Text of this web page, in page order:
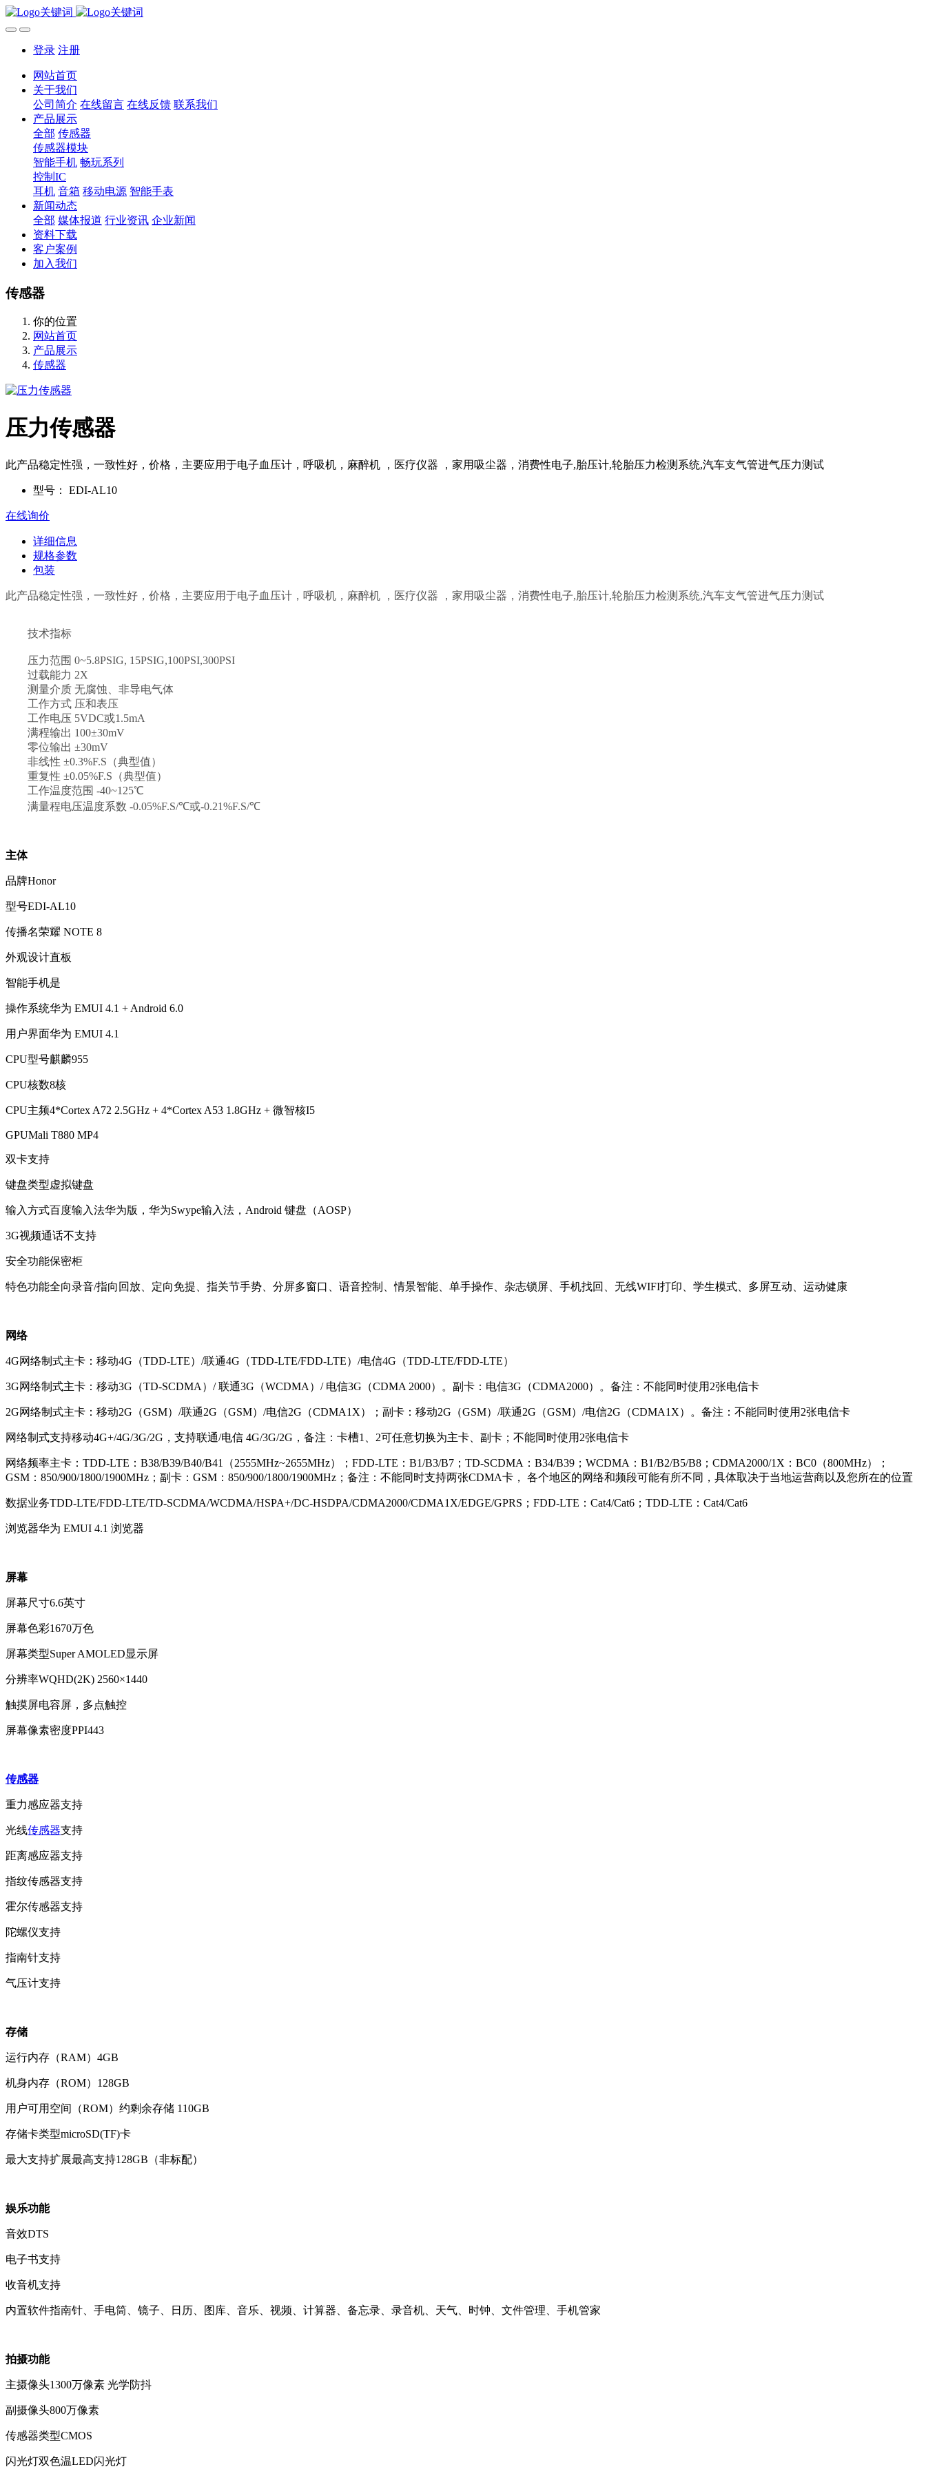
登录 注册
网站首页
关于我们
公司简介 在线留言 在线反馈 联系我们
产品展示
全部 传感器
传感器模块
智能手机 畅玩系列
控制IC
耳机 音箱 移动电源 智能手表
新闻动态
全部 媒体报道 行业资讯 企业新闻
资料下载
客户案例
加入我们
传感器
你的位置
网站首页
产品展示
传感器
压力传感器
​此产品稳定性强，一致性好，价格，主要应用于电子血压计，呼吸机，麻醉机 ，医疗仪器 ，家用吸尘器，消费性电子,胎压计,轮胎压力检测系统,汽车支气管进气压力测试
型号： EDI-AL10
在线询价
详细信息
规格参数
包装
此产品稳定性强，一致性好，价格，主要应用于电子血压计，呼吸机，麻醉机 ，医疗仪器 ，家用吸尘器，消费性电子,胎压计,轮胎压力检测系统,汽车支气管进气压力测试
技术指标
压力范围 0~5.8PSIG, 15PSIG,100PSI,300PSI
过载能力 2X
测量介质 无腐蚀、非导电气体
工作方式 压和表压
工作电压 5VDC或1.5mA
满程输出 100±30mV
零位输出 ±30mV
非线性 ±0.3%F.S（典型值）
重复性 ±0.05%F.S（典型值）
工作温度范围 -40~125℃
满量程电压温度系数 -0.05%F.S/℃或-0.21%F.S/℃
主体
品牌Honor
型号EDI-AL10
传播名荣耀 NOTE 8
外观设计直板
智能手机是
操作系统华为 EMUI 4.1 + Android 6.0
用户界面华为 EMUI 4.1
CPU型号麒麟955
CPU核数8核
CPU主频4*Cortex A72 2.5GHz + 4*Cortex A53 1.8GHz + 微智核I5
GPUMali T880 MP4
双卡支持
键盘类型虚拟键盘
输入方式百度输入法华为版，华为Swype输入法，Android 键盘（AOSP）
3G视频通话不支持
安全功能保密柜
特色功能全向录音/指向回放、定向免提、指关节手势、分屏多窗口、语音控制、情景智能、单手操作、杂志锁屏、手机找回、无线WIFI打印、学生模式、多屏互动、运动健康
网络
4G网络制式主卡：移动4G（TDD-LTE）/联通4G（TDD-LTE/FDD-LTE）/电信4G（TDD-LTE/FDD-LTE）
3G网络制式主卡：移动3G（TD-SCDMA）/ 联通3G（WCDMA）/ 电信3G（CDMA 2000）。副卡：电信3G（CDMA2000）。备注：不能同时使用2张电信卡
2G网络制式主卡：移动2G（GSM）/联通2G（GSM）/电信2G（CDMA1X）；副卡：移动2G（GSM）/联通2G（GSM）/电信2G（CDMA1X）。备注：不能同时使用2张电信卡
网络制式支持移动4G+/4G/3G/2G，支持联通/电信 4G/3G/2G，备注：卡槽1、2可任意切换为主卡、副卡；不能同时使用2张电信卡
网络频率主卡：TDD-LTE：B38/B39/B40/B41（2555MHz~2655MHz）；FDD-LTE：B1/B3/B7；TD-SCDMA：B34/B39；WCDMA：B1/B2/B5/B8；CDMA2000/1X：BC0（800MHz）；
GSM：850/900/1800/1900MHz；副卡：GSM：850/900/1800/1900MHz；备注：不能同时支持两张CDMA卡， 各个地区的网络和频段可能有所不同，具体取决于当地运营商以及您所在的位置
数据业务TDD-LTE/FDD-LTE/TD-SCDMA/WCDMA/HSPA+/DC-HSDPA/CDMA2000/CDMA1X/EDGE/GPRS；FDD-LTE：Cat4/Cat6；TDD-LTE：Cat4/Cat6
浏览器华为 EMUI 4.1 浏览器
屏幕
屏幕尺寸6.6英寸
屏幕色彩1670万色
屏幕类型Super AMOLED显示屏
分辨率WQHD(2K) 2560×1440
触摸屏电容屏，多点触控
屏幕像素密度PPI443
传感器
重力感应器支持
光线传感器支持
距离感应器支持
指纹传感器支持
霍尔传感器支持
陀螺仪支持
指南针支持
气压计支持
存储
运行内存（RAM） 4GB
机身内存（ROM） 128GB
用户可用空间（ROM） 约剩余存储 110GB
存储卡类型microSD(TF)卡
最大支持扩展最高支持128GB（非标配）
娱乐功能
音效DTS
电子书支持
收音机支持
内置软件指南针、手电筒、镜子、日历、图库、音乐、视频、计算器、备忘录、录音机、天气、时钟、文件管理、手机管家
拍摄功能
主摄像头1300万像素 光学防抖
副摄像头800万像素
传感器类型CMOS
闪光灯双色温LED闪光灯